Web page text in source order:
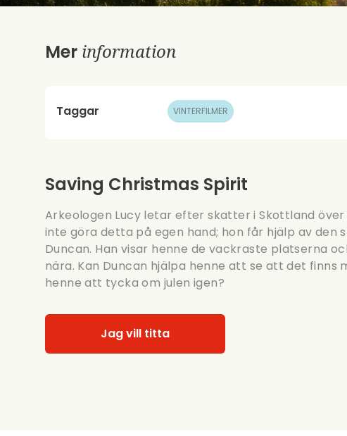
Mer information
Taggar VINTERFILMER
Saving Christmas Spirit
Arkeologen Lucy letar efter skatter i Skottland
inte göra detta på egen hand; hon får hjälp av den
Duncan. Han visar henne de vackraste platserna
nära. Kan Duncan hjälpa henne att se att det finns
henne att tycka om julen igen?
Jag vill titta